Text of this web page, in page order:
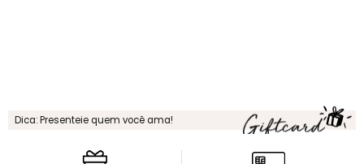
Dica: Presenteie quem você ama!